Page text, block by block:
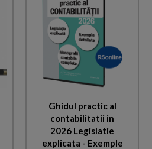
Ghidul practic al
contabilitatii in
2026 Legislatie
explicata - Exemple